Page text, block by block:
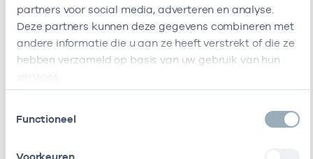
partners voor social media, adverteren en analyse.
Deze partners kunnen deze gegevens combineren met
andere informatie die u aan ze heeft verstrekt of die ze
hebben verzameld op basis van uw gebruik van hun
Functioneel
Voorkeuren
Zorgverleners
Bij deze onderneming werken de volgende